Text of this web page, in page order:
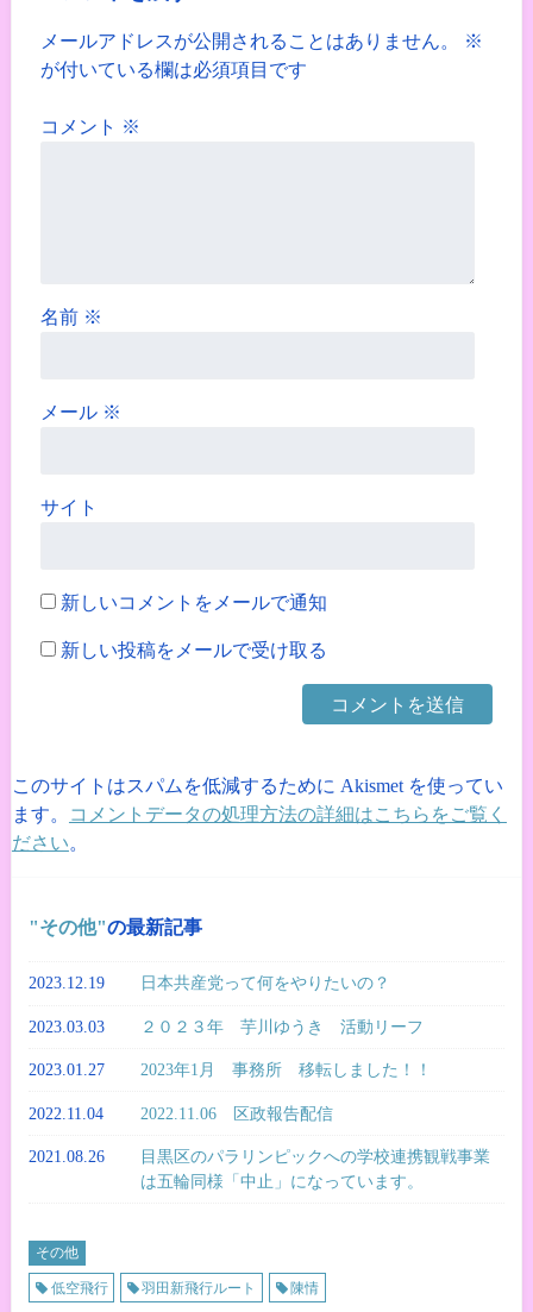
メールアドレスが公開されることはありません。
※
が付いている欄は必須項目です
コメント ※
名前 ※
メール ※
サイト
新しいコメントをメールで通知
新しい投稿をメールで受け取る
このサイトはスパムを低減するために Akismet を使ってい
ます。
コメントデータの処理方法の詳細はこちらをご覧く
ださい。
その他 の最新記事
2023.12.19 日本共産党って何をやりたいの？
2023.03.03 ２０２３年 芋川ゆうき 活動リーフ
2023.01.27 2023年1月 事務所 移転しました！！
2022.11.04 2022.11.06 区政報告配信
2021.08.26
目黒区のパラリンピックへの学校連携観戦事業
は五輪同様「中止」になっています。
その他
低空飛行 羽田新飛行ルート 陳情